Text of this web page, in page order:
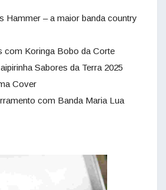
Hammer – a maior banda country
com Koringa Bobo da Corte
Sabores da Terra 2025
Cover
com Banda Maria Lua